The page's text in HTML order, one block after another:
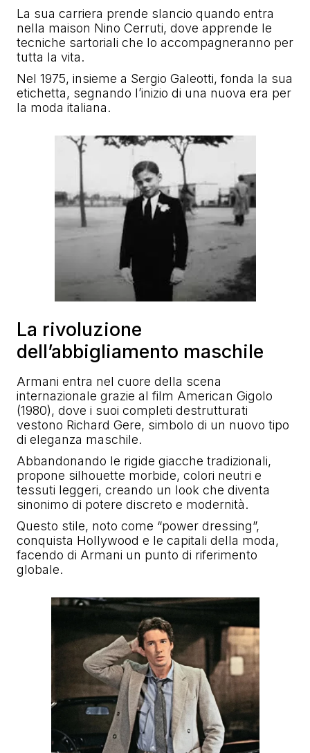
La sua carriera prende slancio quando entra
nella maison Nino Cerruti, dove apprende le
tecniche sartoriali che lo accompagneranno per
tutta la vita.
Nel 1975, insieme a Sergio Galeotti, fonda la sua
etichetta, segnando l’inizio di una nuova era per
la moda italiana.
La rivoluzione
dell’abbigliamento maschile
Armani entra nel cuore della scena
internazionale grazie al film American Gigolo
(1980), dove i suoi completi destrutturati
vestono Richard Gere, simbolo di un nuovo tipo
di eleganza maschile.
Abbandonando le rigide giacche tradizionali,
propone silhouette morbide, colori neutri e
tessuti leggeri, creando un look che diventa
sinonimo di potere discreto e modernità.
Questo stile, noto come “power dressing”,
conquista Hollywood e le capitali della moda,
facendo di Armani un punto di riferimento
globale.